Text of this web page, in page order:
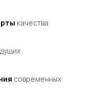
качества
современных